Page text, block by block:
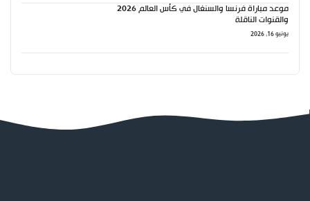
موعد مباراة فرنسا والسنغال في كأس العالم 2026
والقنوات الناقلة
يونيو 16, 2026